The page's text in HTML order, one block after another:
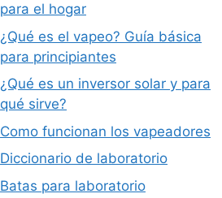
para el hogar
¿Qué es el vapeo? Guía básica
para principiantes
¿Qué es un inversor solar y para
qué sirve?
Como funcionan los vapeadores
Diccionario de laboratorio
Batas para laboratorio